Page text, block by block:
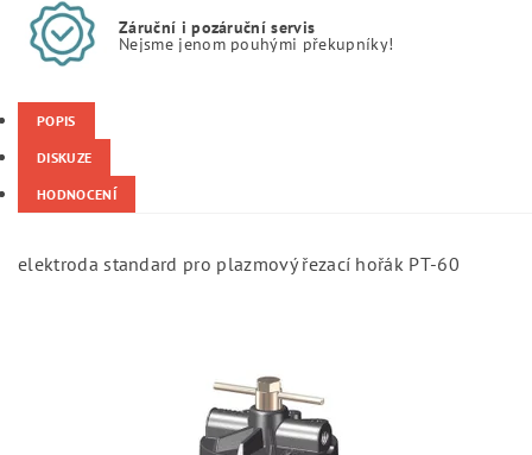
Záruční i pozáruční servis
Nejsme jenom pouhými překupníky!
POPIS
DISKUZE
HODNOCENÍ
elektroda standard pro plazmový řezací hořák PT-60